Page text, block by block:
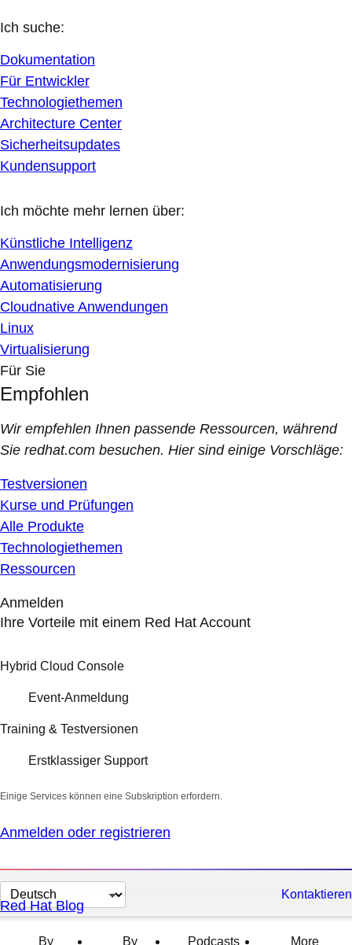
Ich suche:
Dokumentation
Für Entwickler
Technologiethemen
Architecture Center
Sicherheitsupdates
Kundensupport
Ich möchte mehr lernen über:
Künstliche Intelligenz
Anwendungsmodernisierung
Automatisierung
Cloudnative Anwendungen
Linux
Virtualisierung
Für Sie
Empfohlen
Wir empfehlen Ihnen passende Ressourcen, während
Sie redhat.com besuchen. Hier sind einige Vorschläge:
Testversionen
Kurse und Prüfungen
Alle Produkte
Technologiethemen
Ressourcen
Anmelden
Ihre Vorteile mit einem Red Hat Account
Hybrid Cloud Console
Event-Anmeldung
Training & Testversionen
Erstklassiger Support
Einige Services können eine Subskription erfordern.
Anmelden oder registrieren
Sprache
auswählen
Kontaktieren
Red Hat Blog
By
By
Podcasts
More